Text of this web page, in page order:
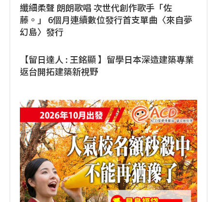
纖細柔聲 朗朗歌唱 次世代創作歌手「佐
藤。」 6個月連續數位發行首支單曲〈來自夢
幻島〉發行
【留日達人 : 王銘顯 】留學日本深造建築專業
返台開拓建築新視野